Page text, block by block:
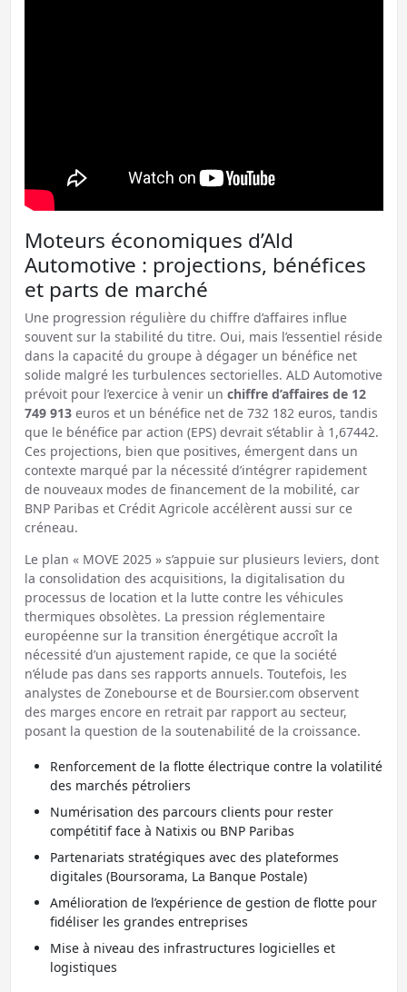
Moteurs économiques d’Ald
Automotive : projections, bénéfices
et parts de marché
Une progression régulière du chiffre d’affaires influe
souvent sur la stabilité du titre. Oui, mais l’essentiel réside
dans la capacité du groupe à dégager un bénéfice net
solide malgré les turbulences sectorielles. ALD Automotive
prévoit pour l’exercice à venir un chiffre d’affaires de 12
749 913euros et un bénéfice net de 732 182 euros, tandis
que le bénéfice par action (EPS) devrait s’établir à 1,67442.
Ces projections, bien que positives, émergent dans un
contexte marqué par la nécessité d’intégrer rapidement
de nouveaux modes de financement de la mobilité, car
BNP Paribas et Crédit Agricole accélèrent aussi sur ce
créneau.
Le plan « MOVE 2025 » s’appuie sur plusieurs leviers, dont
la consolidation des acquisitions, la digitalisation du
processus de location et la lutte contre les véhicules
thermiques obsolètes. La pression réglementaire
européenne sur la transition énergétique accroît la
nécessité d’un ajustement rapide, ce que la société
n’élude pas dans ses rapports annuels. Toutefois, les
analystes de Zonebourse et de Boursier.com observent
des marges encore en retrait par rapport au secteur,
posant la question de la soutenabilité de la croissance.
Renforcement de la flotte électrique contre la volatilité
des marchés pétroliers
Numérisation des parcours clients pour rester
compétitif face à Natixis ou BNP Paribas
Partenariats stratégiques avec des plateformes
digitales (Boursorama, La Banque Postale)
Amélioration de l’expérience de gestion de flotte pour
fidéliser les grandes entreprises
Mise à niveau des infrastructures logicielles et
logistiques